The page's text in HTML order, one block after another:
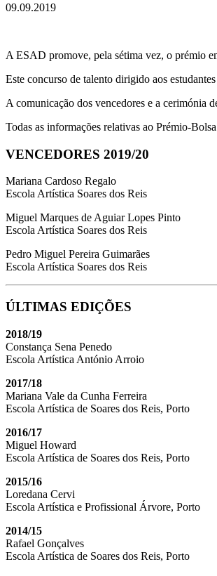
09.09.2019
A ESAD promove, pela sétima vez, o prémio
Este concurso de talento dirigido aos
A comunicação dos vencedores e a cerimónia
Todas as informações relativas ao Prémio-
VENCEDORES 2019/20
Mariana Cardoso Regalo
Escola Artística Soares dos Reis
Miguel Marques de Aguiar Lopes Pinto
Escola Artística Soares dos Reis
Pedro Miguel Pereira Guimarães
Escola Artística Soares dos Reis
ÚLTIMAS EDIÇÕES
2018/19
Constança Sena Penedo
Escola Artística António Arroio
2017/18
Mariana Vale da Cunha Ferreira
Escola Artística de Soares dos Reis, Porto
2016/17
Miguel Howard
Escola Artística de Soares dos Reis, Porto
2015/16
Loredana Cervi
Escola Artística e Profissional Árvore, Porto
2014/15
Rafael Gonçalves
Escola Artística de Soares dos Reis, Porto